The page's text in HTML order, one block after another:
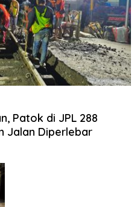
Patok di JPL 288
Jalan Diperlebar